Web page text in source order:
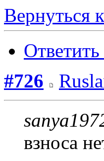
Вернуться
#726
взноса